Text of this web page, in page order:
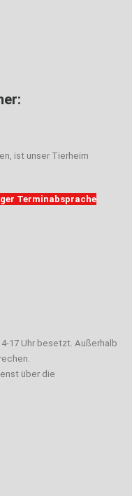
ist unser Tierheim
Terminabsprache
17 Uhr besetzt. Außerhalb
über die